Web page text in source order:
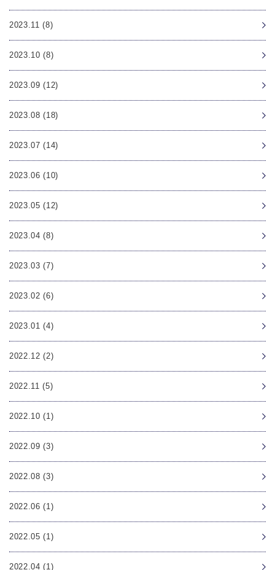
2023.11 (8)
2023.10 (8)
2023.09 (12)
2023.08 (18)
2023.07 (14)
2023.06 (10)
2023.05 (12)
2023.04 (8)
2023.03 (7)
2023.02 (6)
2023.01 (4)
2022.12 (2)
2022.11 (5)
2022.10 (1)
2022.09 (3)
2022.08 (3)
2022.06 (1)
2022.05 (1)
2022.04 (1)